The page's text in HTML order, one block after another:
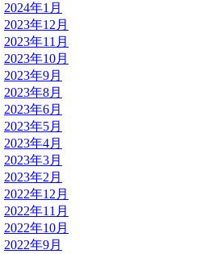
2024年1月
2023年12月
2023年11月
2023年10月
2023年9月
2023年8月
2023年6月
2023年5月
2023年4月
2023年3月
2023年2月
2022年12月
2022年11月
2022年10月
2022年9月